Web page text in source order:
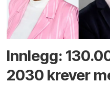
Innlegg:
2030 krever